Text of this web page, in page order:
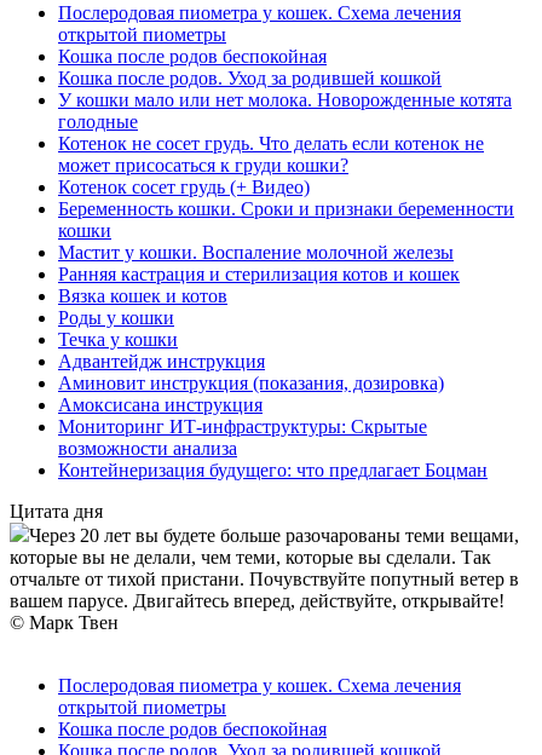
Послеродовая пиометра у кошек. Схема лечения
открытой пиометры
Кошка после родов беспокойная
Кошка после родов. Уход за родившей кошкой
У кошки мало или нет молока. Новорожденные котята
голодные
Котенок не сосет грудь. Что делать если котенок не
может присосаться к груди кошки?
Котенок сосет грудь (+ Видео)
Беременность кошки. Сроки и признаки беременности
кошки
Мастит у кошки. Воспаление молочной железы
Ранняя кастрация и стерилизация котов и кошек
Вязка кошек и котов
Роды у кошки
Течка у кошки
Адвантейдж инструкция
Аминовит инструкция (показания, дозировка)
Амоксисана инструкция
Мониторинг ИТ-инфраструктуры: Скрытые
возможности анализа
Контейнеризация будущего: что предлагает Боцман
Цитата дня
Через 20 лет вы будете больше разочарованы теми вещами,
которые вы не делали, чем теми, которые вы сделали. Так
отчальте от тихой пристани. Почувствуйте попутный ветер в
вашем парусе. Двигайтесь вперед, действуйте, открывайте!
© Марк Твен
Послеродовая пиометра у кошек. Схема лечения
открытой пиометры
Кошка после родов беспокойная
Кошка после родов. Уход за родившей кошкой